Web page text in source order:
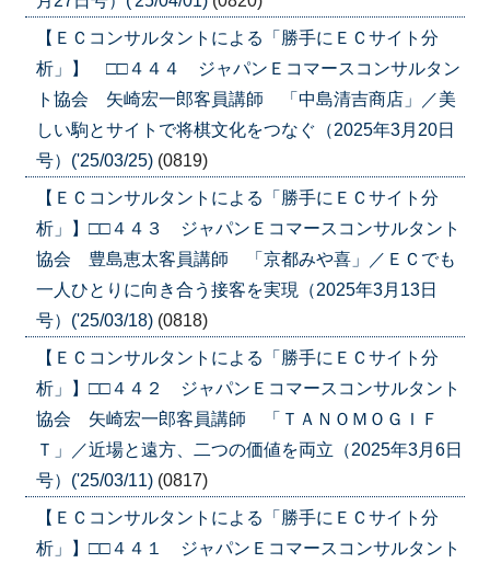
【ＥＣコンサルタントによる「勝手にＥＣサイト分
析」】 □□４４４ ジャパンＥコマースコンサルタン
ト協会 矢崎宏一郎客員講師 「中島清吉商店」／美
しい駒とサイトで将棋文化をつなぐ（2025年3月20日
号）('25/03/25) (0819)
【ＥＣコンサルタントによる「勝手にＥＣサイト分
析」】□□４４３ ジャパンＥコマースコンサルタント
協会 豊島恵太客員講師 「京都みや喜」／ＥＣでも
一人ひとりに向き合う接客を実現（2025年3月13日
号）('25/03/18) (0818)
【ＥＣコンサルタントによる「勝手にＥＣサイト分
析」】□□４４２ ジャパンＥコマースコンサルタント
協会 矢崎宏一郎客員講師 「ＴＡＮＯＭＯＧＩＦ
Ｔ」／近場と遠方、二つの価値を両立（2025年3月6日
号）('25/03/11) (0817)
【ＥＣコンサルタントによる「勝手にＥＣサイト分
析」】□□４４１ ジャパンＥコマースコンサルタント